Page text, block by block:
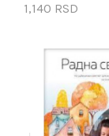
1,140 RSD